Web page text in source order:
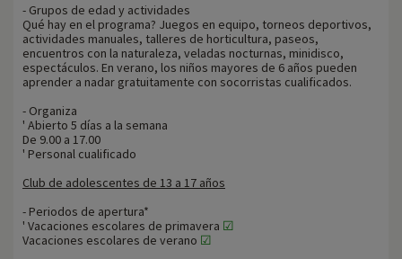
- Grupos de edad y actividades
Qué hay en el programa? Juegos en equipo, torneos deportivos,
actividades manuales, talleres de horticultura, paseos,
encuentros con la naturaleza, veladas nocturnas, minidisco,
espectáculos. En verano, los niños mayores de 6 años pueden
aprender a nadar gratuitamente con socorristas cualificados.
- Organiza
' Abierto 5 días a la semana
De 9.00 a 17.00
' Personal cualificado
Club de adolescentes de 13 a 17 años
- Periodos de apertura*
' Vacaciones escolares de primavera ☑
Vacaciones escolares de verano ☑